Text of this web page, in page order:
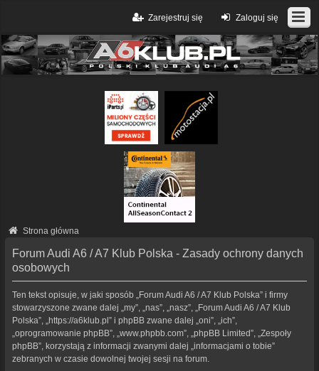
Zaloguj się
Zarejestruj się
Strona główna
Forum Audi A6 / A7 Klub Polska - Zasady ochrony danych
osobowych
Ten tekst opisuje, w jaki sposób „Forum Audi A6 / A7 Klub Polska” i firmy
stowarzyszone zwane dalej „my”, „nas”, „nasz”, „Forum Audi A6 / A7 Klub
Polska”, „https://a6klub.pl” i phpBB zwane dalej „oni”, „ich”,
„oprogramowanie phpBB”, „www.phpbb.com”, „phpBB Limited”, „Zespoły
phpBB”, korzystają z informacji zwanymi dalej „informacjami o tobie”
zebranych w czasie dowolnej twojej sesji na forum.